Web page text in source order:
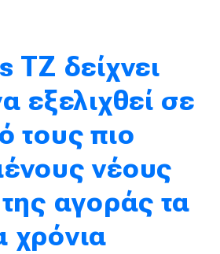
TZ δείχνει
εξελιχθεί σε
τους πιο
νέους
αγοράς τα
χρόνια